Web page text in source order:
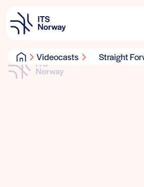
Videocasts
Straight